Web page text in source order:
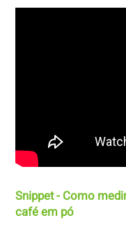
Snippet - Como
café em pó